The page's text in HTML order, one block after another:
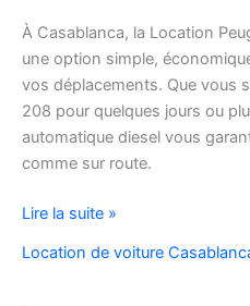
À Casablanca, la Location
une option simple,
vos déplacements. Que vous
208 pour quelques jours ou
automatique diesel vous
comme sur route.
Location
208
Lire la suite »
Location de voiture